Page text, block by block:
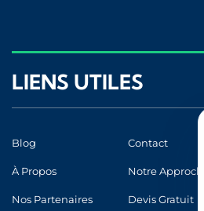
LIENS UTILES
Blog Contact
À Propos Notre Approche
Nos Partenaires Devis Gratuit